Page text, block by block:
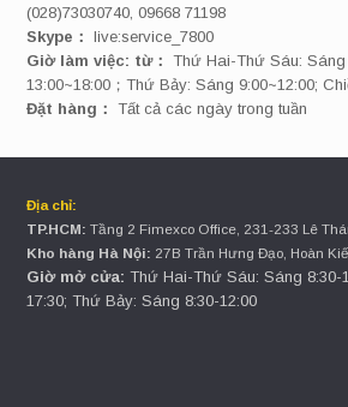
(028)73030740, 09668 71198
Skype： live:service_7800
Giờ làm việc: từ： Thứ Hai-Thứ Sáu: Sáng
13:00~18:00；Thứ Bảy: Sáng 9:00~12:00;
Đặt hàng： Tất cả các ngày trong tuần
Địa chỉ:
TP.HCM:Tầng 2 Fimexco Office, 231-233 Lê
Kho hàng Hà Nội: 27B Trần Hưng Đạo, Hoàn
Giờ mở cửa: Thứ Hai-Thứ Sáu: Sáng 8:30-
17:30; Thứ Bảy: Sáng 8:30-12:00